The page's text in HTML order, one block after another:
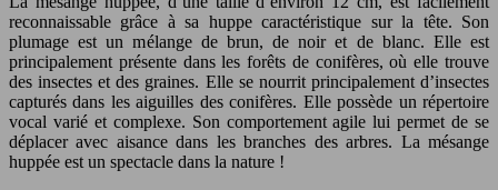
reconnaissable grâce à sa huppe caractéristique sur la tête. Son
plumage est un mélange de brun, de noir et de blanc. Elle est
principalement présente dans les forêts de conifères, où elle trouve
des insectes et des graines. Elle se nourrit principalement d’insectes
capturés dans les aiguilles des conifères. Elle possède un répertoire
vocal varié et complexe. Son comportement agile lui permet de se
déplacer avec aisance dans les branches des arbres. La mésange
huppée est un spectacle dans la nature !